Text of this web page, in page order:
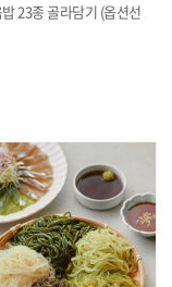
23종 골라담기 (옵션선